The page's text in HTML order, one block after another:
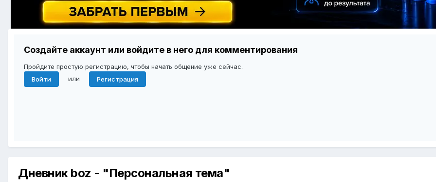
Создайте аккаунт или войдите в него для комментирования
Пройдите простую регистрацию, чтобы начать общение уже сейчас.
Войти
или Регистрация
Дневник boz - "Персональная тема"